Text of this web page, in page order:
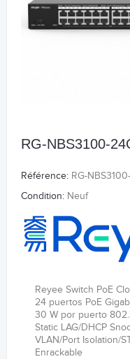
RG-NBS3100-
Référence: RG-
Condition: Neuf
Reyee Switch PoE
24 puertos PoE
30 W por puerto
Static LAG/DHCP
VLAN/Port Isolation/
Enrackable